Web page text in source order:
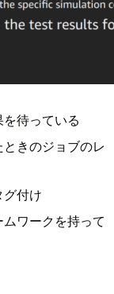
待っている
きのジョブのレ
付け
ワークを持って